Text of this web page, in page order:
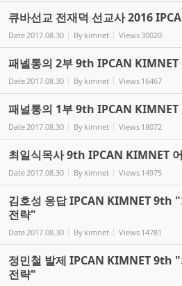
큐바선교 전재덕 선교사 2016
Date 2017.08.30 By kimnet Views 30020
패넬통의 2부 9th IPCAN KIMNET
Date 2017.08.30 By kimnet Views 16467
패널통의 1부 9th IPCAN KIMNET
Date 2017.08.30 By kimnet Views 18072
최일식목사 9th IPCAN KIMNET
Date 2017.08.30 By kimnet Views 14975
김호성 응답 IPCAN KIMNET 9th
전략"
Date 2017.08.30 By kimnet Views 14781
정민철 발제 IPCAN KIMNET 9th
전략"